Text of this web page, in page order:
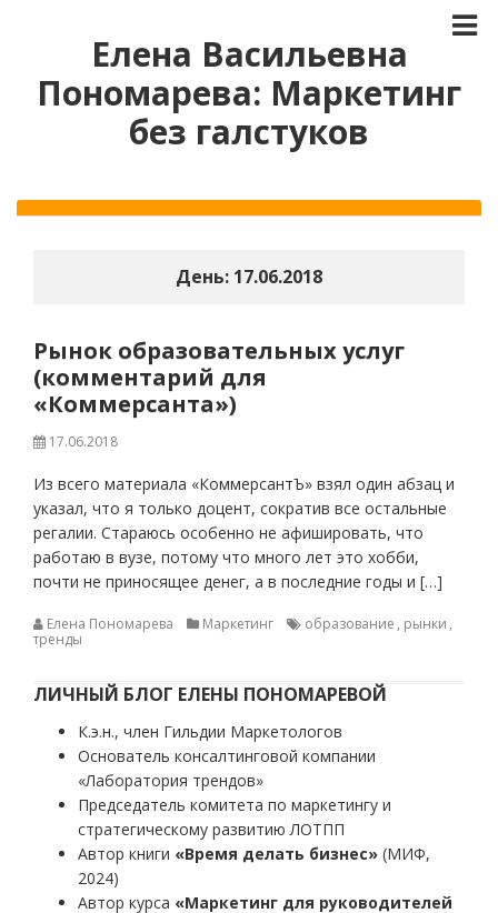
Елена Васильевна
Пономарева: Маркетинг
без галстуков
День: 17.06.2018
Рынок образовательных услуг
(комментарий для
«Коммерсанта»)
17.06.2018
Из всего материала «КоммерсантЪ» взял один абзац и
указал, что я только доцент, сократив все остальные
регалии. Стараюсь особенно не афишировать, что
работаю в вузе, потому что много лет это хобби,
почти не приносящее денег, а в последние годы и […]
Елена Пономарева Маркетинг образование , рынки ,
тренды
ЛИЧНЫЙ БЛОГ ЕЛЕНЫ ПОНОМАРЕВОЙ
К.э.н., член Гильдии Маркетологов
Основатель консалтинговой компании
«Лаборатория трендов»
Председатель комитета по маркетингу и
стратегическому развитию ЛОТПП
Автор книги «Время делать бизнес» (МИФ,
2024)
Автор курса «Маркетинг для руководителей